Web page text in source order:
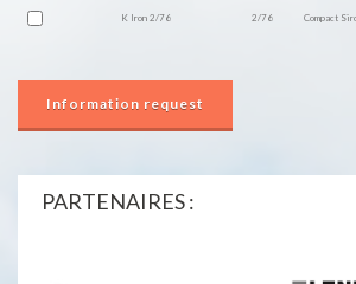
K Iron 2/76 2/76 Compact
Information request
PARTENAIRES :